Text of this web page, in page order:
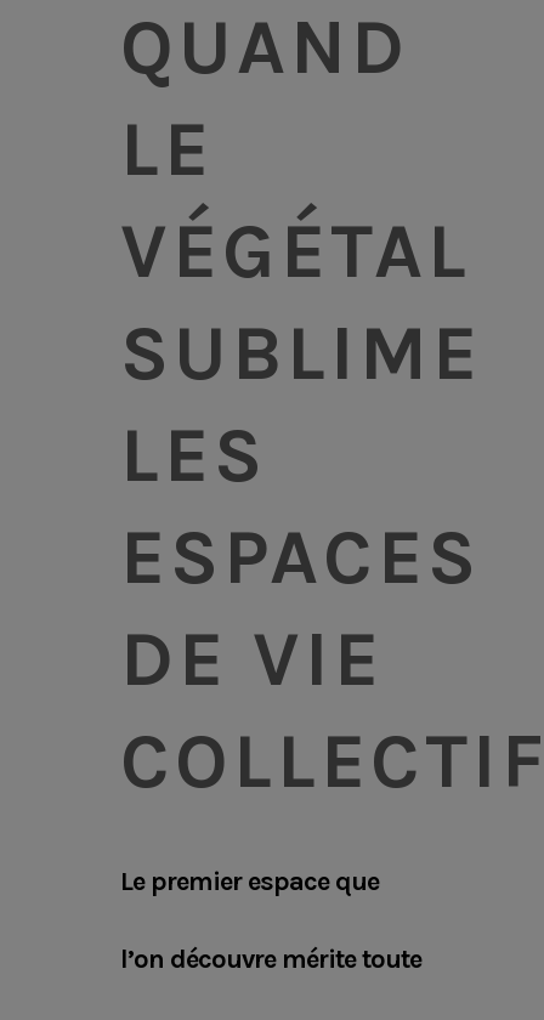
QUAND
LE
VÉGÉTAL
SUBLIME
LES
ESPACES
DE VIE
Le premier espace que
l’on découvre mérite toute